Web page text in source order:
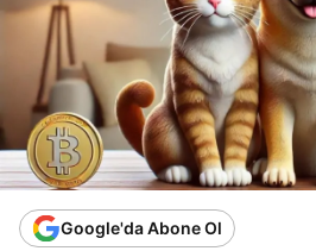
Google'da Abone Ol